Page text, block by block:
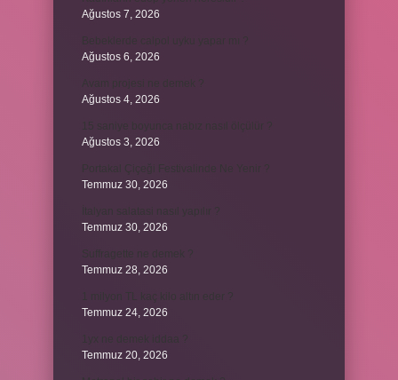
Ağustos 7, 2026
Ağustos 6, 2026
Ağustos 4, 2026
Ağustos 3, 2026
Temmuz 30, 2026
Temmuz 30, 2026
Temmuz 28, 2026
Temmuz 24, 2026
Temmuz 20, 2026